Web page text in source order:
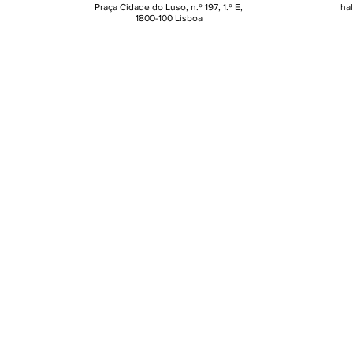
Praça Cidade do Luso, n.º 197, 1.º E,
1800-100 Lisboa